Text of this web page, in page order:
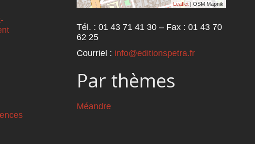
Leaflet | OSM Mapnik
Tél. : 01 43 71 41 30 – Fax : 01 43 70
62 25
Courriel : info@editionspetra.fr
Par thèmes
Méandre